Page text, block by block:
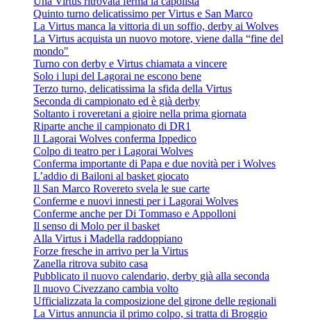
Quinto turno delicatissimo per Virtus e San Marco
La Virtus manca la vittoria di un soffio, derby ai Wolves
La Virtus acquista un nuovo motore, viene dalla “fine del
mondo"
Turno con derby e Virtus chiamata a vincere
Solo i lupi del Lagorai ne escono bene
Terzo turno, delicatissima la sfida della Virtus
Seconda di campionato ed è già derby
Soltanto i roveretani a gioire nella prima giornata
Riparte anche il campionato di DR1
Il Lagorai Wolves conferma Ippedico
Colpo di teatro per i Lagorai Wolves
Conferma importante di Papa e due novità per i Wolves
L’addio di Bailoni al basket giocato
Il San Marco Rovereto svela le sue carte
Conferme e nuovi innesti per i Lagorai Wolves
Conferme anche per Di Tommaso e Appolloni
Il senso di Molo per il basket
Alla Virtus i Madella raddoppiano
Forze fresche in arrivo per la Virtus
Zanella ritrova subito casa
Pubblicato il nuovo calendario, derby già alla seconda
Il nuovo Civezzano cambia volto
Ufficializzata la composizione del girone delle regionali
La Virtus annuncia il primo colpo, si tratta di Broggio